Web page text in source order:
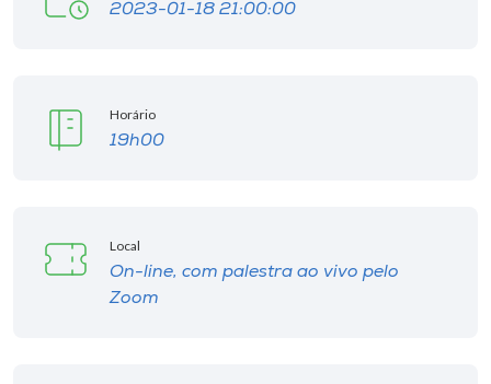
2023-01-18 21:00:00
Horário
19h00
Local
On-line, com palestra ao vivo pelo
Zoom